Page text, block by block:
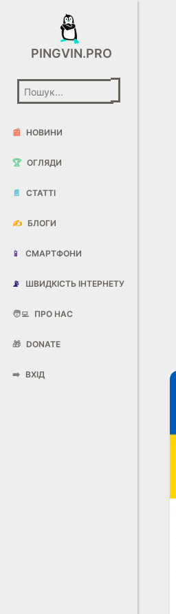
PINGVIN.PRO
📰 НОВИНИ
🏆 ОГЛЯДИ
📄 СТАТТІ
✍️ БЛОГИ
📱 СМАРТФОНИ
📡 ШВИДКІСТЬ ІНТЕРНЕТУ
🧑‍💻 ПРО НАС
🎁 DONATE
➡️ ВХІД